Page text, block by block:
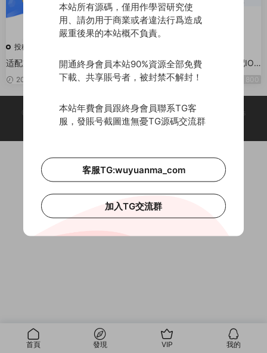
投稿代售
适配支持ios15.2/仿第八區APP分
發系統源碼/H5一鍵封裝/ios免簽
封裝/企業簽名/蘋果簽名
2022-02-08 1200
知舟版仿第八區分發系統适配IOS
15/APP分發系統/超級簽名/企業
2021-12-20 800
© 2018-2026 Theme by - 無憂源碼 & Wuyuanma.Com Theme. All rights
reserved
首頁 發現 VIP 我的
本站所有源碼，僅用作學習研究使
用、請勿用于商業或者違法行爲造成
嚴重後果的本站概不負責。
開通終身會員本站90%資源全部免費
下載、共享賬号者，被封禁不解封！
本站年費會員跟終身會員聯系TG客
服，發賬号截圖進無憂TG源碼交流群
客服TG:wuyuanma_com
加入TG交流群